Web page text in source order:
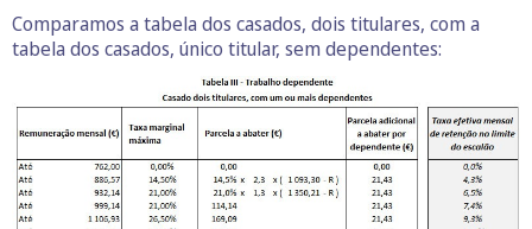
Comparamos a tabela dos casados, dois titulares, com a
tabela dos casados, único titular, sem dependentes: